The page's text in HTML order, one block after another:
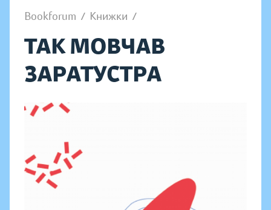
Bookforum / Книжки /
ТАК МОВЧАВ
ЗАРАТУСТРА